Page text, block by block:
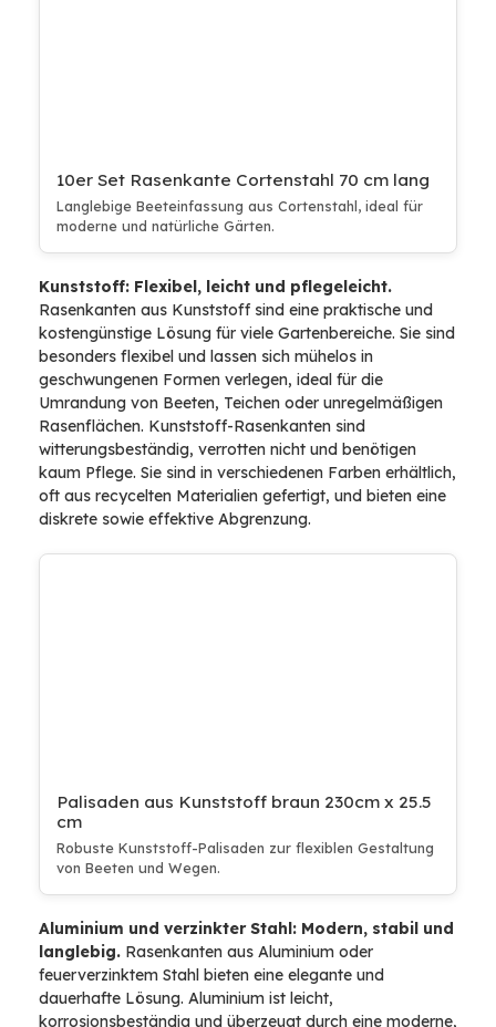
10er Set Rasenkante Cortenstahl 70 cm lang
Langlebige Beeteinfassung aus Cortenstahl, ideal für
moderne und natürliche Gärten.
Kunststoff: Flexibel, leicht und pflegeleicht.
Rasenkanten aus Kunststoff sind eine praktische und
kostengünstige Lösung für viele Gartenbereiche. Sie sind
besonders flexibel und lassen sich mühelos in
geschwungenen Formen verlegen, ideal für die
Umrandung von Beeten, Teichen oder unregelmäßigen
Rasenflächen. Kunststoff-Rasenkanten sind
witterungsbeständig, verrotten nicht und benötigen
kaum Pflege. Sie sind in verschiedenen Farben erhältlich,
oft aus recycelten Materialien gefertigt, und bieten eine
diskrete sowie effektive Abgrenzung.
Palisaden aus Kunststoff braun 230cm x 25.5
cm
Robuste Kunststoff-Palisaden zur flexiblen Gestaltung
von Beeten und Wegen.
Aluminium und verzinkter Stahl: Modern, stabil und
langlebig. Rasenkanten aus Aluminium oder
feuerverzinktem Stahl bieten eine elegante und
dauerhafte Lösung. Aluminium ist leicht,
korrosionsbeständig und überzeugt durch eine moderne,